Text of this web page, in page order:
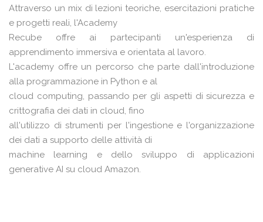
Attraverso un mix di lezioni teoriche, esercitazioni pratiche
e progetti reali, l'Academy
Recube offre ai partecipanti un'esperienza di
apprendimento immersiva e orientata al lavoro.
L'academy offre un percorso che parte dall'introduzione
alla programmazione in Python e al
cloud computing, passando per gli aspetti di sicurezza e
crittografia dei dati in cloud, fino
all'utilizzo di strumenti per l'ingestione e l'organizzazione
dei dati a supporto delle attività di
machine learning e dello sviluppo di applicazioni
generative AI su cloud Amazon.